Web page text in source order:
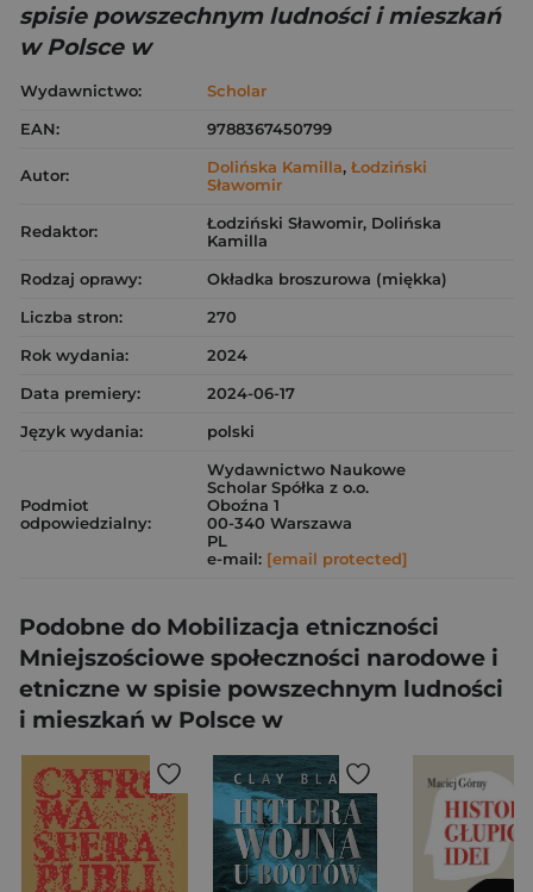
spisie powszechnym ludności i mieszkań
w Polsce w
Wydawnictwo:
Scholar
EAN:
9788367450799
Autor: Dolińska Kamilla, Łodziński
Sławomir
Redaktor:
Łodziński Sławomir, Dolińska
Kamilla
Rodzaj oprawy:
Okładka broszurowa (miękka)
Liczba stron:
270
Rok wydania:
2024
Data premiery:
2024-06-17
Język wydania:
polski
Podmiot
odpowiedzialny:
Wydawnictwo Naukowe
Scholar Spółka z o.o.
Oboźna 1
00-340 Warszawa
PL
e-mail: [email protected]
Podobne do Mobilizacja etniczności
Mniejszościowe społeczności narodowe i
etniczne w spisie powszechnym ludności
i mieszkań w Polsce w